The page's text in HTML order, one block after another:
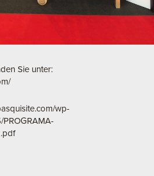
Sie unter:
wp-